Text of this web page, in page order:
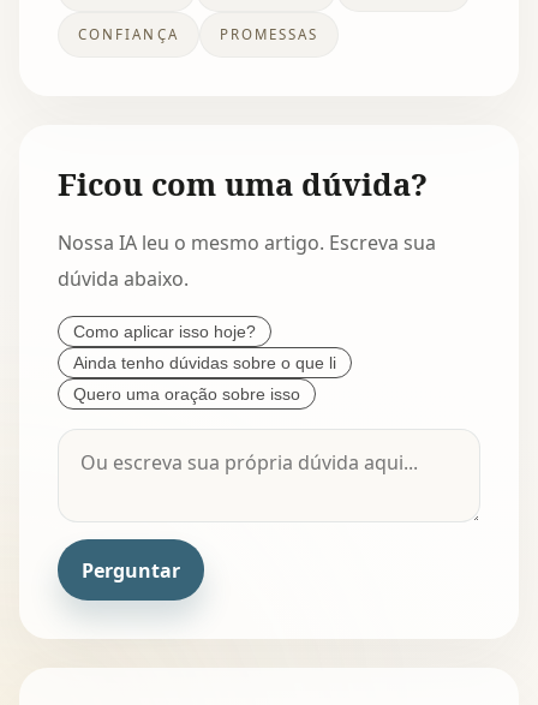
CONFIANÇA PROMESSAS
Ficou com uma dúvida?
Nossa IA leu o mesmo artigo. Escreva sua
dúvida abaixo.
Como aplicar isso hoje?
Ainda tenho dúvidas sobre o que li
Quero uma oração sobre isso
Perguntar